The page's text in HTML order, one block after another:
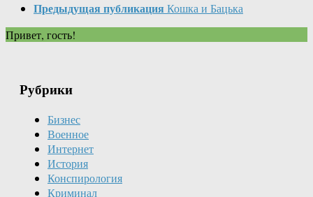
Предыдущая публикация Кошка и Бацька
Привет, гость!
Рубрики
Бизнес
Военное
Интернет
История
Конспирология
Криминал